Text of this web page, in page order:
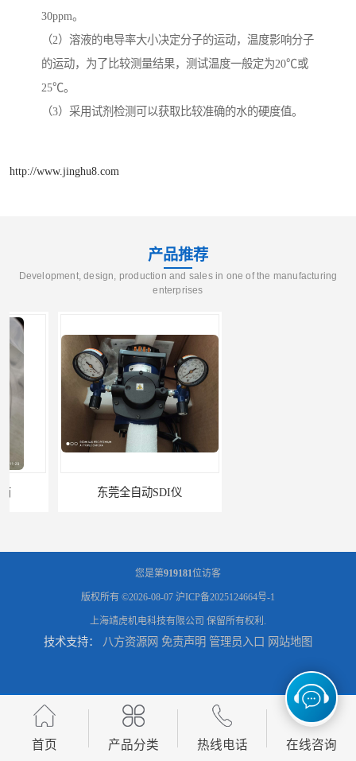
30ppm。
（2）溶液的电导率大小决定分子的运动，温度影响分子
的运动，为了比较测量结果，测试温度一般定为20℃或
25℃。
（3）采用试剂检测可以获取比较准确的水的硬度值。
http://www.jinghu8.com
产品推荐
Development, design, production and sales in one of the manufacturing
enterprises
东莞全自动SDI仪
智能二氧化硫污染指数测定仪规格 美国罗迪SDI- 4-A自动SDI仪在线分析仪污染指数仪
您是第919181位访客
版权所有 ©2026-08-07 沪ICP备2025124664号-1
上海靖虎机电科技有限公司 保留所有权利.
技术支持： 八方资源网 免责声明 管理员入口 网站地图
首页 产品分类 热线电话 在线咨询